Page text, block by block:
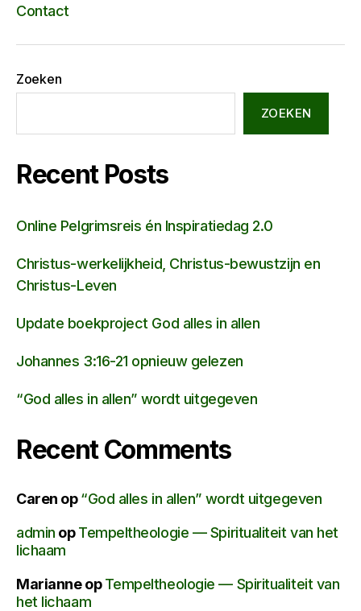
Contact
Zoeken
ZOEKEN
Recent Posts
Online Pelgrimsreis én Inspiratiedag 2.0
Christus-werkelijkheid, Christus-bewustzijn en
Christus-Leven
Update boekproject God alles in allen
Johannes 3:16-21 opnieuw gelezen
“God alles in allen” wordt uitgegeven
Recent Comments
Caren op“God alles in allen” wordt uitgegeven
admin opTempeltheologie — Spiritualiteit van het
lichaam
MarianneopTempeltheologie — Spiritualiteit van
het lichaam